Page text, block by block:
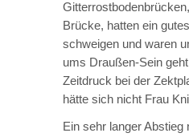
Brücke, hatten ein
schweigen und waren
ums Draußen-Sein
Zeitdruck bei der
hätte sich nicht Frau
Ein sehr langer